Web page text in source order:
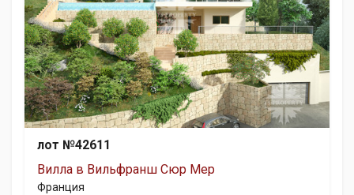
лот №42611
Вилла в Вильфранш Сюр Мер
Франция